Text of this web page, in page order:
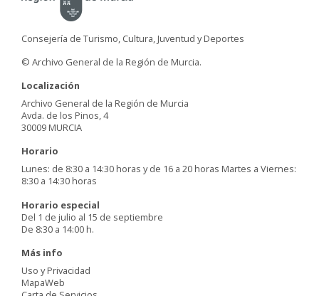
Consejería de Turismo, Cultura, Juventud y Deportes
© Archivo General de la Región de Murcia.
Localización
Archivo General de la Región de Murcia
Avda. de los Pinos, 4
30009 MURCIA
Horario
Lunes: de 8:30 a 14:30 horas y de 16 a 20 horas Martes a Viernes:
8:30 a 14:30 horas
Horario especial
Del 1 de julio al 15 de septiembre
De 8:30 a 14:00 h.
Más info
Uso y Privacidad
MapaWeb